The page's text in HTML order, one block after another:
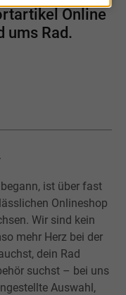
Online
ums Rad.
ist über fast
Onlineshop
Wir sind kein
mehr Herz bei der
dein Rad
suchst – bei uns
Auswahl,